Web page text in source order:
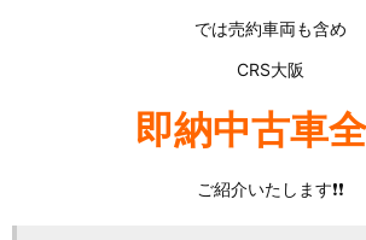
では売約車両も含め
CRS大阪
即納中古車
ご紹介いたします❗❗